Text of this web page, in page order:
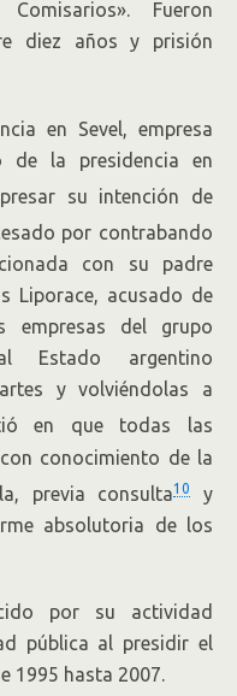
Fueron
diez años y prisión
en Sevel, empresa
de la presidencia en
su intención de
por contrabando
con su padre
Liporace, acusado de
del grupo
Estado argentino
y volviéndolas a
en que todas las
conocimiento de la
previa consulta10
y
absolutoria de los
por su actividad
pública al presidir el
1995 hasta 2007.